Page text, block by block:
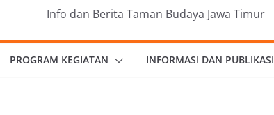
Info dan Berita Taman Budaya Jawa Timur
PROGRAM KEGIATAN INFORMASI DAN PUBLIKASI